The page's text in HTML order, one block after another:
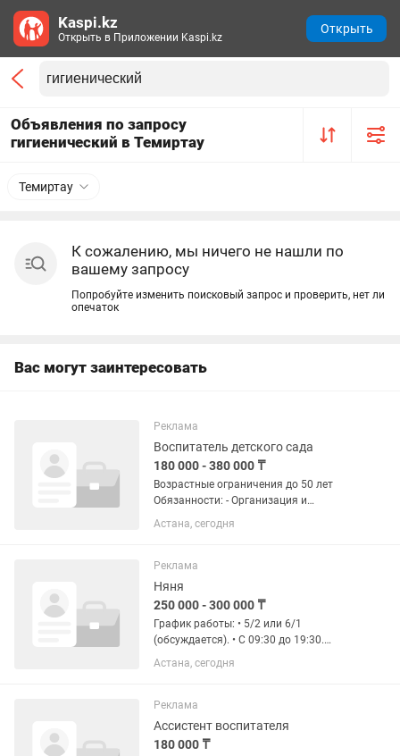
Объявления по запросу
гигиенический в Темиртау
Темиртау
К сожалению, мы ничего не нашли по
вашему запросу
Попробуйте изменить поисковый запрос и проверить, нет ли
опечаток
Вас могут заинтересовать
Реклама
Воспитатель детского сада
180 000 - 380 000 ₸
Возрастные ограничения до 50 лет
Обязанности: - Организация и
проведение образовательной
деятельности согласно программе
детьми, обеспечение их безопасности
в...
Астана, сегодня
Реклама
Няня
250 000 - 300 000 ₸
График работы: • 5/2 или 6/1
(обсуждается). • С 09:30 до 19:30.
Заработная плата: • От 250 000 до 300
000 тг в месяц (в зависимости от
Полный уход за детьми в...
Астана, сегодня
Реклама
Ассистент воспитателя
180 000 ₸
Kaspi.kz
Открыть в Приложении Kaspi.kz
Открыть